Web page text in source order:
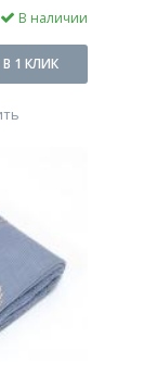
В наличии
1 КЛИК